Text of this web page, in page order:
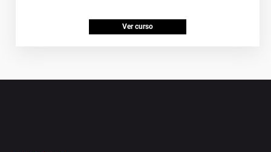
Ver curso